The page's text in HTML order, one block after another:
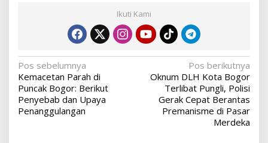
Ikuti Kami
Navigasi
pos
Pos sebelumnya
Kemacetan Parah di
Puncak Bogor: Berikut
Penyebab dan Upaya
Penanggulangan
Pos berikutnya
Oknum DLH Kota Bogor
Terlibat Pungli, Polisi
Gerak Cepat Berantas
Premanisme di Pasar
Merdeka